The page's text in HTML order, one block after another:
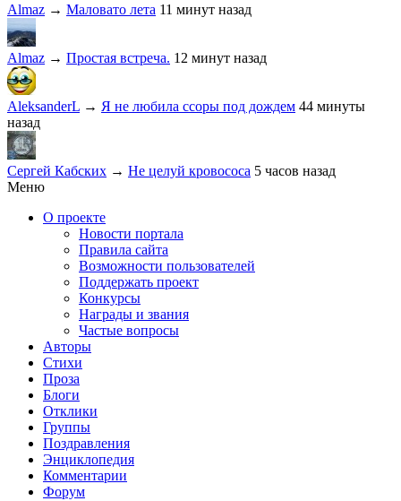
Almaz → Маловато лета 11 минут назад
Almaz → Простая встреча. 12 минут назад
AleksanderL → Я не любила ссоры под дождем 44 минуты
назад
Сергей Кабских → Не целуй кровососа 5 часов назад
Меню
О проекте
Новости портала
Правила сайта
Возможности пользователей
Поддержать проект
Конкурсы
Награды и звания
Частые вопросы
Авторы
Стихи
Проза
Блоги
Отклики
Группы
Поздравления
Энциклопедия
Комментарии
Форум